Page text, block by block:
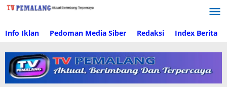
Lewati
Info Iklan Pedoman Media Siber Redaksi Index Berita